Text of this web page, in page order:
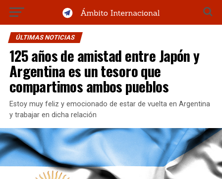
ÚLTIMAS NOTICIAS
125 años de amistad entre Japón y
Argentina es un tesoro que
compartimos ambos pueblos
Estoy muy feliz y emocionado de estar de vuelta en Argentina
y trabajar en dicha relación